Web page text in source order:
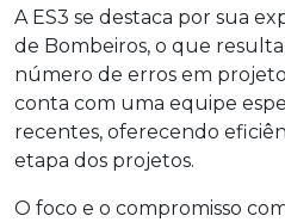
A ES3 se destaca por sua
de Bombeiros, o que
número de erros em
conta com uma equipe
recentes, oferecendo
etapa dos projetos.
O foco e o compromisso